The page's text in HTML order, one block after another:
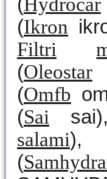
(Ikron
Filtri
(Oleostar
(Omfb
(Sai
salami
(